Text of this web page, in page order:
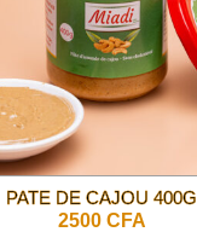
⁠PATE DE CAJOU 400G
2500 CFA